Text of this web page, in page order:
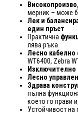
мерник – може
Лек и
един пръст
Практична
лява ръка
Лесно кабелно
WT6400, Zebra
Лесно
Здрава
пълна
което го прави
Устойчивост на